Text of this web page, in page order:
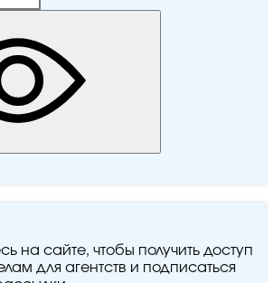
на сайте, чтобы получить доступ
для агентств и подписаться